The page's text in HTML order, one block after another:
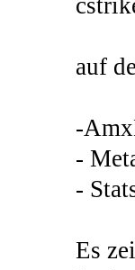
auf
-
-
-
Es